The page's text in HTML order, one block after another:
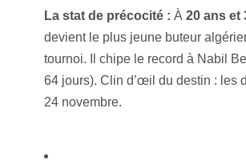
La stat de précocité : À 20 ans et
devient le plus jeune buteur
tournoi. Il chipe le record à Nabil
64 jours). Clin d’œil du destin : les
24 novembre.